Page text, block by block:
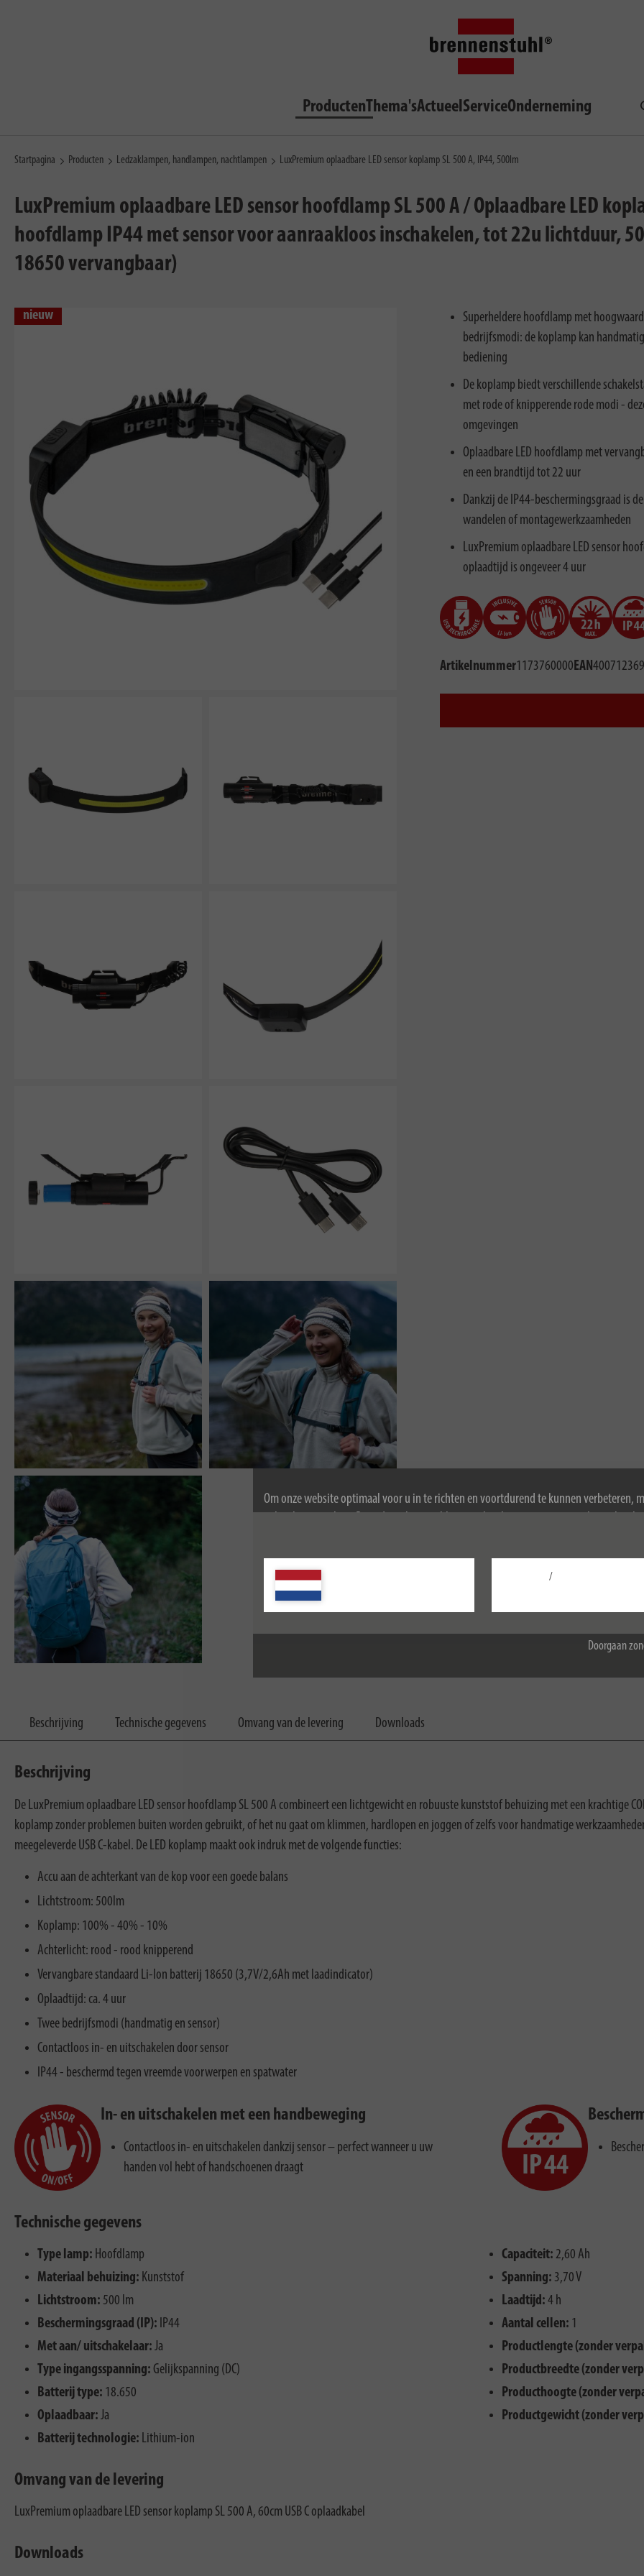
Om onze website optimaal voor u in te richten en voortdurend te kunnen verbeteren,
Doorgaan
/
ProductenThema'sActueelServiceOnderneming
Startpagina Producten Ledzaklampen, handlampen, nachtlampen LuxPremium oplaadbare LED sensor koplamp SL 500 A, IP44, 500lm
LuxPremium oplaadbare LED sensor hoofdlamp SL 500 A / Oplaadbare LED
hoofdlamp IP44 met sensor voor aanraakloos inschakelen, tot 22u lichtduur,
18650 vervangbaar)
nieuw
Superheldere hoofdlamp met
bedrijfsmodi: de koplamp kan
bediening
De koplamp biedt verschillende
met rode of knipperende rode modi -
omgevingen
Oplaadbare LED hoofdlamp met
en een brandtijd tot 22 uur
Dankzij de IP44-beschermingsgraad is
wandelen of montagewerkzaamheden
LuxPremium oplaadbare LED sensor
oplaadtijd is ongeveer 4 uur
Artikelnummer1173760000EAN
Beschrijving Technische gegevens Omvang van de levering Downloads
Beschrijving
De LuxPremium oplaadbare LED sensor hoofdlamp SL 500 A combineert een lichtgewicht en robuuste kunststof behuizing met een krachtige
koplamp zonder problemen buiten worden gebruikt, of het nu gaat om klimmen, hardlopen en joggen of zelfs voor handmatige
meegeleverde USB C-kabel. De LED koplamp maakt ook indruk met de volgende functies:
Accu aan de achterkant van de kop voor een goede balans
Lichtstroom: 500lm
Koplamp: 100% - 40% - 10%
Achterlicht: rood - rood knipperend
Vervangbare standaard Li-Ion batterij 18650 (3,7V/2,6Ah met laadindicator)
Oplaadtijd: ca. 4 uur
Twee bedrijfsmodi (handmatig en sensor)
Contactloos in- en uitschakelen door sensor
IP44 - beschermd tegen vreemde voorwerpen en spatwater
In- en uitschakelen met een handbeweging
Contactloos in- en uitschakelen dankzij sensor – perfect wanneer u uw
handen vol hebt of handschoenen draagt
Technische gegevens
Type lamp: Hoofdlamp
Materiaal behuizing: Kunststof
Lichtstroom: 500 lm
Beschermingsgraad (IP): IP44
Met aan/ uitschakelaar: Ja
Type ingangsspanning: Gelijkspanning (DC)
Batterij type: 18.650
Oplaadbaar: Ja
Batterij technologie: Lithium-ion
Capaciteit: 2,60 Ah
Spanning: 3,70 V
Laadtijd: 4 h
Aantal cellen: 1
Productlengte (zonder
Productbreedte (zonder
Producthoogte (zonder
Productgewicht (zonder
Omvang van de levering
LuxPremium oplaadbare LED sensor koplamp SL 500 A, 60cm USB C oplaadkabel
Downloads